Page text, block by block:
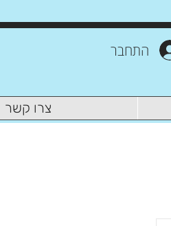
התחבר
צרו קשר